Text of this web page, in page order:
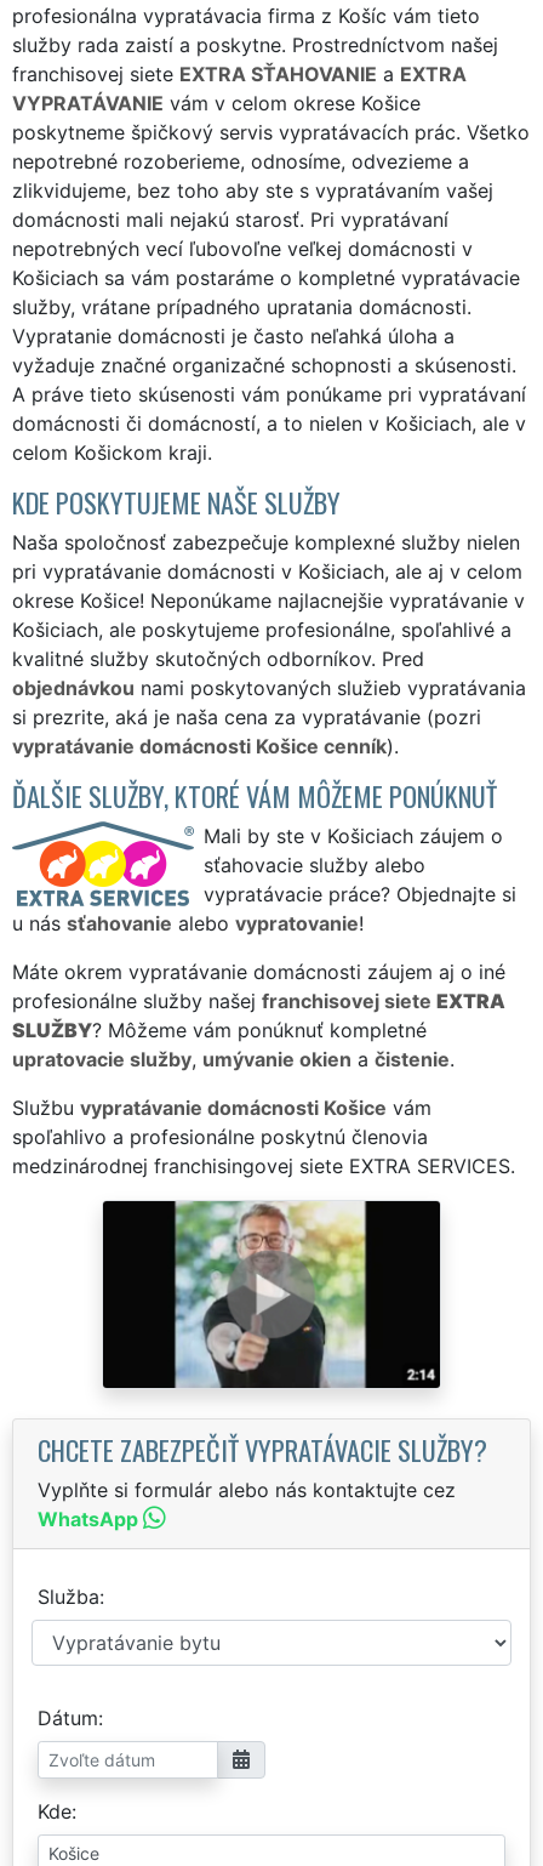
profesionálna vypratávacia firma z Košíc vám tieto
služby rada zaistí a poskytne. Prostredníctvom našej
franchisovej siete EXTRA SŤAHOVANIE a EXTRA
VYPRATÁVANIE vám v celom okrese Košice
poskytneme špičkový servis vypratávacích prác. Všetko
nepotrebné rozoberieme, odnosíme, odvezieme a
zlikvidujeme, bez toho aby ste s vypratávaním vašej
domácnosti mali nejakú starosť. Pri vypratávaní
nepotrebných vecí ľubovoľne veľkej domácnosti v
Košiciach sa vám postaráme o kompletné vypratávacie
služby, vrátane prípadného upratania domácnosti.
Vypratanie domácnosti je často neľahká úloha a
vyžaduje značné organizačné schopnosti a skúsenosti.
A práve tieto skúsenosti vám ponúkame pri vypratávaní
domácnosti či domácností, a to nielen v Košiciach, ale v
celom Košickom kraji.
KDE POSKYTUJEME NAŠE SLUŽBY
Naša spoločnosť zabezpečuje komplexné služby nielen
pri vypratávanie domácnosti v Košiciach, ale aj v celom
okrese Košice! Neponúkame najlacnejšie vypratávanie v
Košiciach, ale poskytujeme profesionálne, spoľahlivé a
kvalitné služby skutočných odborníkov. Pred
objednávkou nami poskytovaných služieb vypratávania
si prezrite, aká je naša cena za vypratávanie (pozri
vypratávanie domácnosti Košice cenník).
ĎALŠIE SLUŽBY, KTORÉ VÁM MÔŽEME PONÚKNUŤ
Mali by ste v Košiciach záujem o
sťahovacie služby alebo
vypratávacie práce? Objednajte si
u nás sťahovanie alebo vypratovanie!
Máte okrem vypratávanie domácnosti záujem aj o iné
profesionálne služby našej franchisovej siete EXTRA
SLUŽBY? Môžeme vám ponúknuť kompletné
upratovacie služby, umývanie okien a čistenie.
Službu vypratávanie domácnosti Košice vám
spoľahlivo a profesionálne poskytnú členovia
medzinárodnej franchisingovej siete EXTRA SERVICES.
CHCETE ZABEZPEČIŤ VYPRATÁVACIE SLUŽBY?
Vyplňte si formulár alebo nás kontaktujte cez
WhatsApp
Služba
Dátum
Kde